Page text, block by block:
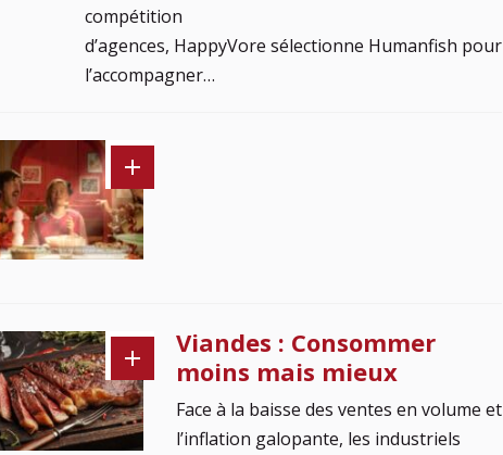
compétition
d’agences, HappyVore sélectionne Humanfish pour
l’accompagner…
Viandes : Consommer
moins mais mieux
Face à la baisse des ventes en volume et
l’inflation galopante, les industriels